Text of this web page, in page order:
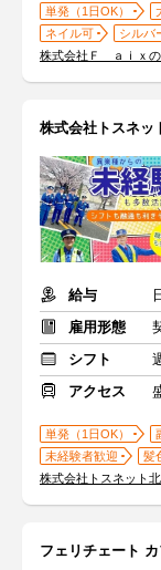
単発（1日OK）
ネイル可
シルバ
株式会社Ｆ ａｉｘの
株式会社トスネ
給与
雇用形態
シフト
アクセス
単発（1日OK）
未経験者歓迎
髪
株式会社トスネット
フェリチェート カ